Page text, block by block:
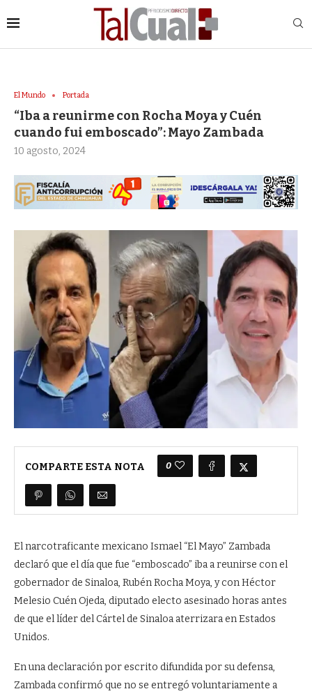
El Mundo Portada
“Iba a reunirme con Rocha Moya y Cuén
cuando fui emboscado”: Mayo Zambada
10 agosto, 2024
COMPARTE ESTA NOTA 0
El narcotraficante mexicano Ismael “El Mayo” Zambada
declaró que el día que fue “emboscado” iba a reunirse con el
gobernador de Sinaloa, Rubén Rocha Moya, y con Héctor
Melesio Cuén Ojeda, diputado electo asesinado horas antes
de que el líder del Cártel de Sinaloa aterrizara en Estados
Unidos.
En una declaración por escrito difundida por su defensa,
Zambada confirmó que no se entregó voluntariamente a